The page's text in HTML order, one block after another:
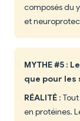
composés du
et
MYTHE #5 :
que pour
RÉALITÉ :
en protéines.